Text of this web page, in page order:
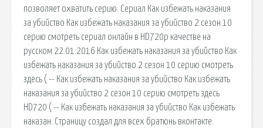
позволяет охватить серию. Сериал Как избежать наказания
за убийство Как избежать наказания за убийство 2 сезон 10
серию смотреть сериал онлайн в HD720p качестве на
русском 22.01.2016 Как избежать наказания за убийство Как
избежать наказания за убийство 2 сезон 10 серию смотреть
здесь ( -- Как избежать наказания за убийство Как избежать
наказания за убийство 2 сезон 10 серию смотреть здесь
HD720 ( -- Как избежать наказания за убийство Как избежать
наказан. Страницу создал для всех братюнь вконтакте.